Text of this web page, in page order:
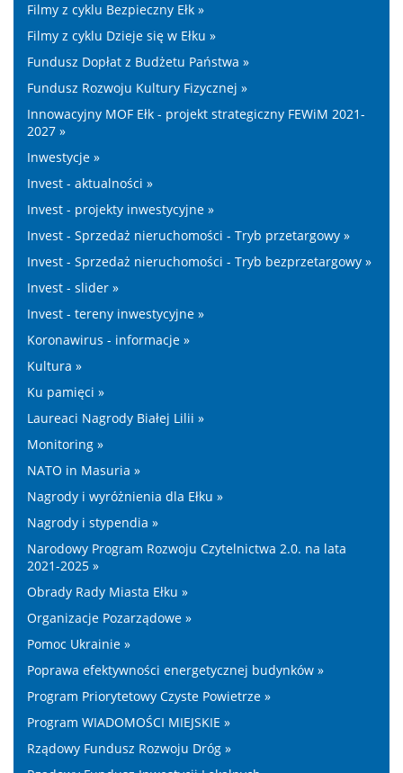
Filmy z cyklu Bezpieczny Ełk »
Filmy z cyklu Dzieje się w Ełku »
Fundusz Dopłat z Budżetu Państwa »
Fundusz Rozwoju Kultury Fizycznej »
Innowacyjny MOF Ełk - projekt strategiczny FEWiM 2021-
2027 »
Inwestycje »
Invest - aktualności »
Invest - projekty inwestycyjne »
Invest - Sprzedaż nieruchomości - Tryb przetargowy »
Invest - Sprzedaż nieruchomości - Tryb bezprzetargowy »
Invest - slider »
Invest - tereny inwestycyjne »
Koronawirus - informacje »
Kultura »
Ku pamięci »
Laureaci Nagrody Białej Lilii »
Monitoring »
NATO in Masuria »
Nagrody i wyróżnienia dla Ełku »
Nagrody i stypendia »
Narodowy Program Rozwoju Czytelnictwa 2.0. na lata
2021-2025 »
Obrady Rady Miasta Ełku »
Organizacje Pozarządowe »
Pomoc Ukrainie »
Poprawa efektywności energetycznej budynków »
Program Priorytetowy Czyste Powietrze »
Program WIADOMOŚCI MIEJSKIE »
Rządowy Fundusz Rozwoju Dróg »